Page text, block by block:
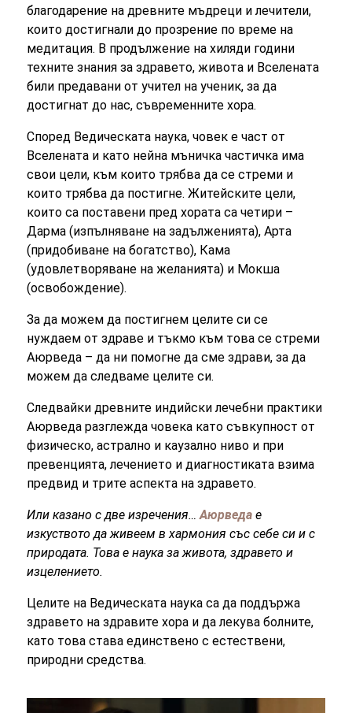
благодарение на древните мъдреци и лечители,
които достигнали до прозрение по време на
медитация. В продължение на хиляди години
техните знания за здравето, живота и Вселената
били предавани от учител на ученик, за да
достигнат до нас, съвременните хора.
Според Ведическата наука, човек е част от
Вселената и като нейна мъничка частичка има
свои цели, към които трябва да се стреми и
които трябва да постигне. Житейските цели,
които са поставени пред хората са четири –
Дарма (изпълняване на задълженията), Арта
(придобиване на богатство), Кама
(удовлетворяване на желанията) и Мокша
(освобождение).
За да можем да постигнем целите си се
нуждаем от здраве и тъкмо към това се стреми
Аюрведа – да ни помогне да сме здрави, за да
можем да следваме целите си.
Следвайки древните индийски лечебни практики
Аюрведа разглежда човека като съвкупност от
физическо, астрално и каузално ниво и при
превенцията, лечението и диагностиката взима
предвид и трите аспекта на здравето.
Или казано с две изречения…Аюрведа е
изкуството да живеем в хармония със себе си и с
природата. Това е наука за живота, здравето и
изцелението.
Целите на Ведическата наука са да поддържа
здравето на здравите хора и да лекува болните,
като това става единствено с естествени,
природни средства.